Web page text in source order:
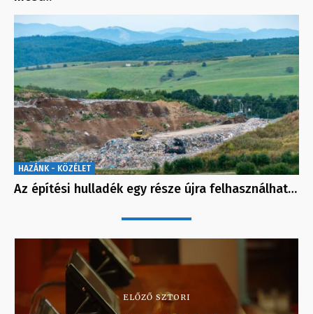
HAZÁNK - KÖZÉLET
Az építési hulladék egy része újra felhasználhat…
ELŐZŐ SZTORI